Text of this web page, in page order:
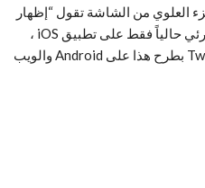
العلوي من الشاشة تقول “إظهار
جميع الإشارات المرجعية”. الخيار مرئي حالياً فقط على تطبيق iOS ،
ولكن يمكننا أن نتوقع أن يقوم Twitter بطرح هذا على Android والويب